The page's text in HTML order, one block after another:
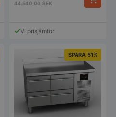
44.540,00SEK
Vi prisjämför
SPARA 51%